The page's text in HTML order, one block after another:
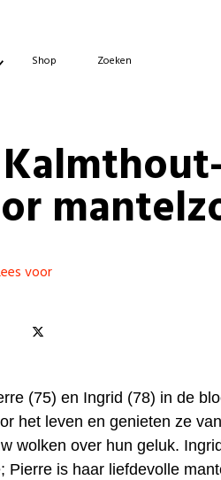
Shop Zoeken
voor
(75) en Ingrid (78) in de
het leven en genieten ze
wolken over hun geluk.
is haar liefdevolle